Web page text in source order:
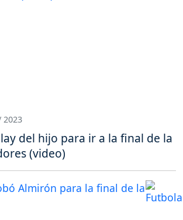
2023
del hijo para ir a la final de la
(video)